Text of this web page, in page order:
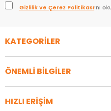
Gizlilik ve Çerez Politikası’nı
KATEGORİLER
ÖNEMLİ BİLGİLER
HIZLI ERİŞİM